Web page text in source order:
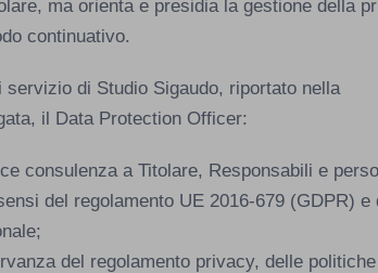
ma orienta e presidia la gestione della
continuativo.
servizio di Studio Sigaudo, riportato nella
il Data Protection Officer:
consulenza a Titolare, Responsabili e
del regolamento UE 2016-679 (GDPR) e
del regolamento privacy, delle